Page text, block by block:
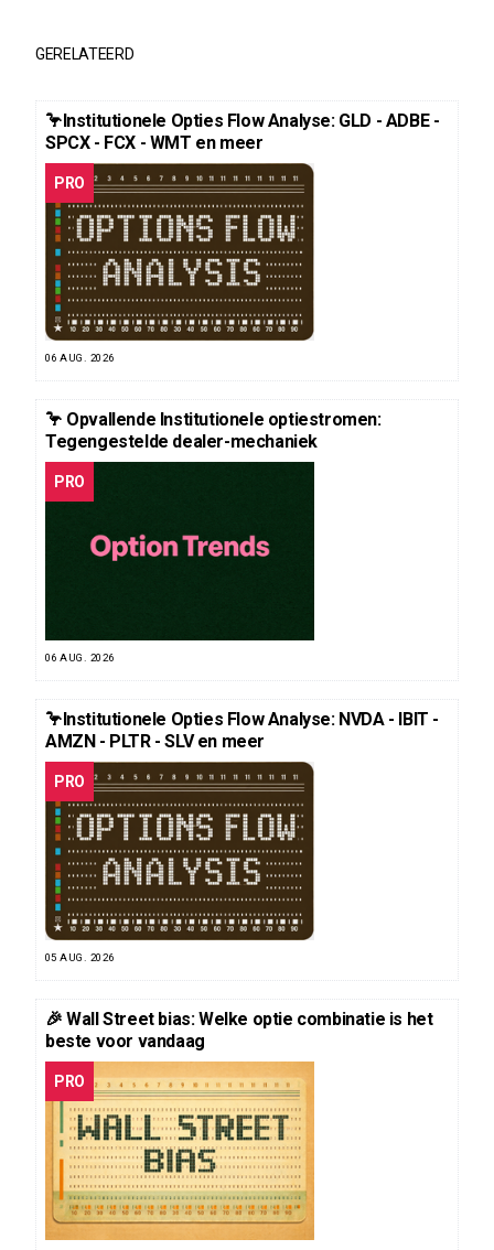
GERELATEERD
🦩Institutionele Opties Flow Analyse: GLD - ADBE -
SPCX - FCX - WMT en meer
PRO
06 AUG. 2026
🦩 Opvallende Institutionele optiestromen:
Tegengestelde dealer-mechaniek
PRO
06 AUG. 2026
🦩Institutionele Opties Flow Analyse: NVDA - IBIT -
AMZN - PLTR - SLV en meer
PRO
05 AUG. 2026
🎉 Wall Street bias: Welke optie combinatie is het
beste voor vandaag
PRO